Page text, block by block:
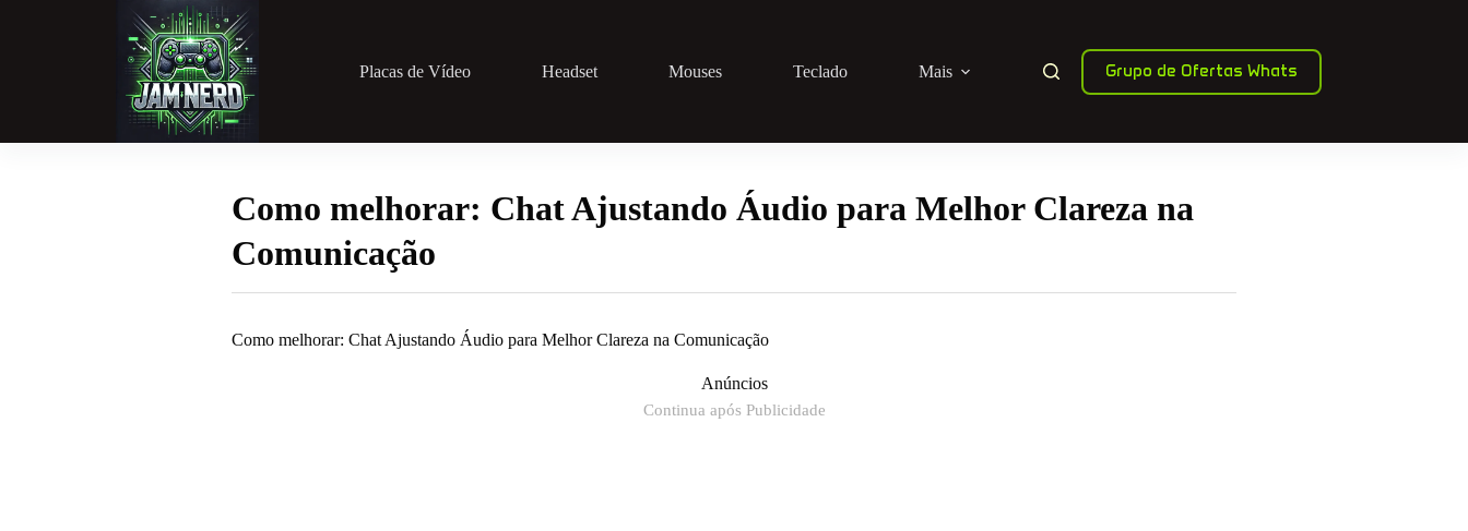
Placas de Vídeo Headset Mouses Teclado Mais Grupo de Ofertas Whats
Como melhorar: Chat Ajustando Áudio para Melhor Clareza na
Comunicação
Como melhorar: Chat Ajustando Áudio para Melhor Clareza na Comunicação
Anúncios
Continua após Publicidade